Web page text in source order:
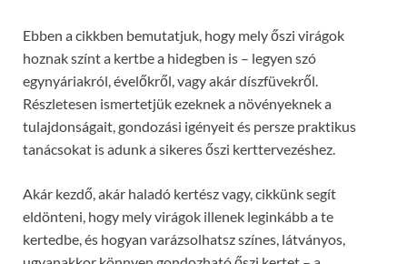
Ebben a cikkben bemutatjuk, hogy mely őszi virágok
hoznak színt a kertbe a hidegben is – legyen szó
egynyáriakról, évelőkről, vagy akár díszfüvekről.
Részletesen ismertetjük ezeknek a növényeknek a
tulajdonságait, gondozási igényeit és persze praktikus
tanácsokat is adunk a sikeres őszi kerttervezéshez.
Akár kezdő, akár haladó kertész vagy, cikkünk segít
eldönteni, hogy mely virágok illenek leginkább a te
kertedbe, és hogyan varázsolhatsz színes, látványos,